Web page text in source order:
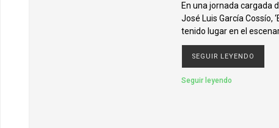
En una jornada cargada
José Luis García Cossío,
tenido lugar en el
SEGUIR LEYENDO
Seguir leyendo